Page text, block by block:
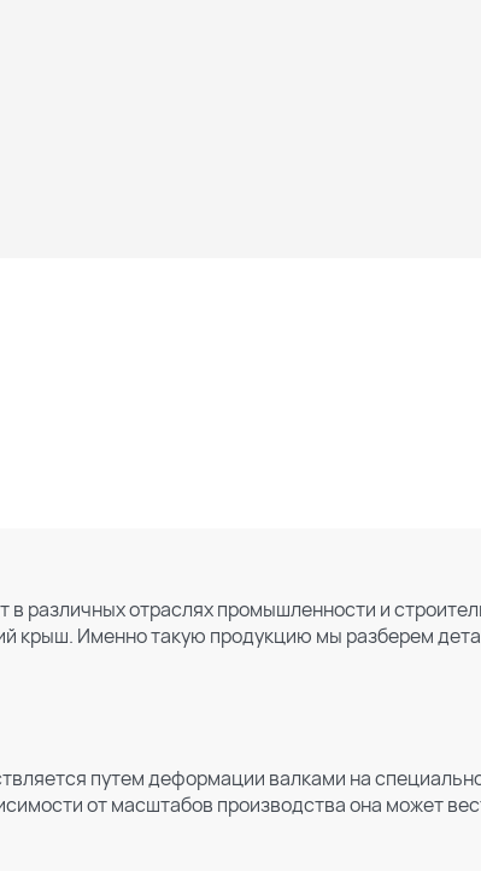
различных отраслях промышленности и
крыш. Именно такую продукцию мы разберем
путем деформации валками на
от масштабов производства она может